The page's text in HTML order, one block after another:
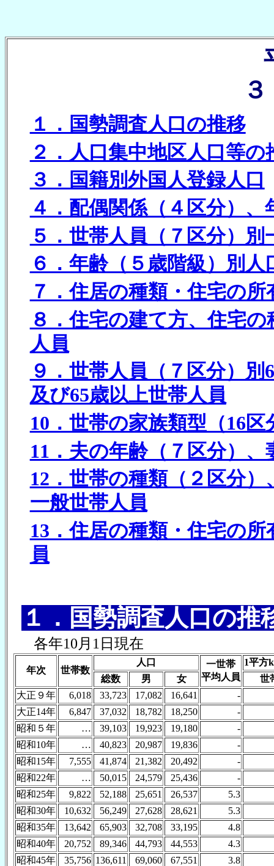
１．国勢調査人口の推移
２．人口集中地区人口等の
３．国籍別外国人登録人口
４．配偶関係（４区分）
５．世帯人員（７区分）
６．年齢（５歳階級）別人
７．住居の種類・住宅の
８．住宅の建て方、住宅
人員
９．世帯人員（７区分）
及び65歳以上世帯人員
10．世帯の家族類型（16
11．夫の年齢（７区分）
12．世帯の種類（２区分
一般世帯人員
13．住居の種類・住宅の
員
１．国勢調査人口の推
各年10月1日現在
年次 世帯数
人口
一世帯
平均人員
1平方
総数
男 女
世
大正９年
6,018 33,723 17,082 16,641
-
大正14年
6,847 37,032 18,782 18,250
-
昭和５年
… 39,103 19,923 19,180
-
昭和10年
… 40,823 20,987 19,836
-
昭和15年
7,555 41,874 21,382 20,492
-
昭和22年
… 50,015 24,579 25,436
-
昭和25年
9,822 52,188 25,651 26,537
5.3
昭和30年
10,632 56,249 27,628 28,621
5.3
昭和35年
13,642 65,903 32,708 33,195
4.8
昭和40年
20,752 89,346 44,793 44,553
4.3
昭和45年
35,756 136,611 69,060 67,551
3.8